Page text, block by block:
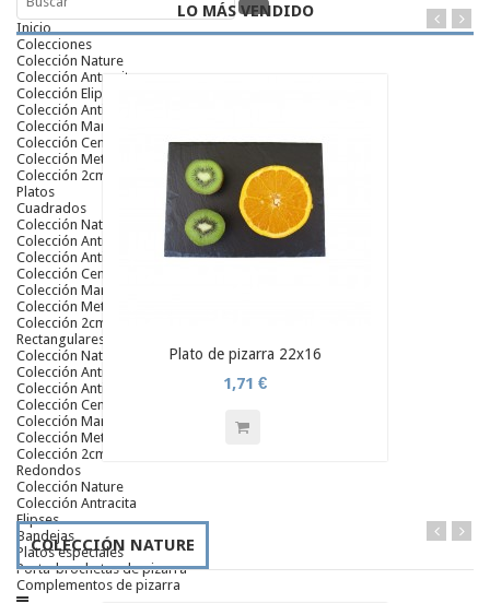
Inicio
Colecciones
Colección Nature
Colección Antracita
Colección Elipse
Colección Antic
Colección Mar
Colección Ceniza
Colección Metálica
Colección 2cm
Platos
Cuadrados
Colección Nature
Colección Antracita
Colección Antic
Colección Ceniza
Colección Mar
Colección Metálica
Colección 2cm
Rectangulares
Colección Nature
Colección Antracita
Colección Antic
Colección Ceniza
Colección Mar
Colección Metálica
Colección 2cm
Redondos
Colección Nature
Colección Antracita
Elipses
Bandejas
Platos especiales
Porta-brochetas de pizarra
Complementos de pizarra
LO MÁS VENDIDO
Plato de pizarra 22x16
1,71 €
COLECCIÓN NATURE